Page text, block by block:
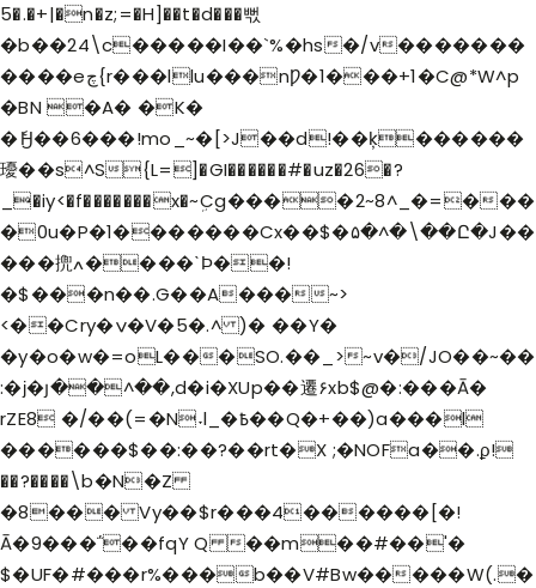
5�.�+|�n�z;=�H]��t�d���뻓
�b��24\c�����I��`%�hs�/v�������
����eچ{r���llu���nǷ�1���+1�C@*W^p
�BN �A� �K�
�ެӇ��6���!mo_~�[>J��d!��ķ������
瓇��s^S{L=]�GI������#�uz�26�?
_�iy<�f�������x�~ܹCg����2~8^_�=���
�0u�P�1�������Cx��$�۵�^�\��Ը�J��
���㨮ߍ����ˋϷ��!
�$���n��.G��A���~>
<��Cry�ݍ�V�5�.^ )� ��Y�
�y�o�w�=oL���SO.��_>~v�/JO��~��
:�ϳ�յ��^��,d�i�XUp��遷۶xb$@�:���Ā�
rZE8 �/��(=�N˕l_�߿��Q�+��)a���l
������$��:��?��rt�X ;�NOFa��.ϼ!
��?����\b�N�Z
�8��� Vy��$r���4������[�!
Ā�9���΅��fqY Q ��m��#��'�
$�UF�#���r%���b��V#Bw�����W(.�